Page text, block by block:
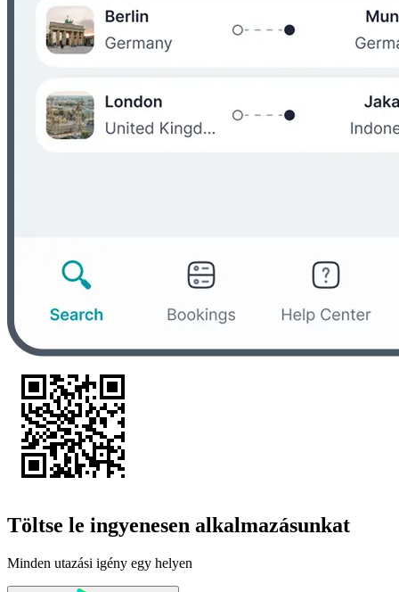
Töltse le ingyenesen alkalmazásunkat
Minden utazási igény egy helyen